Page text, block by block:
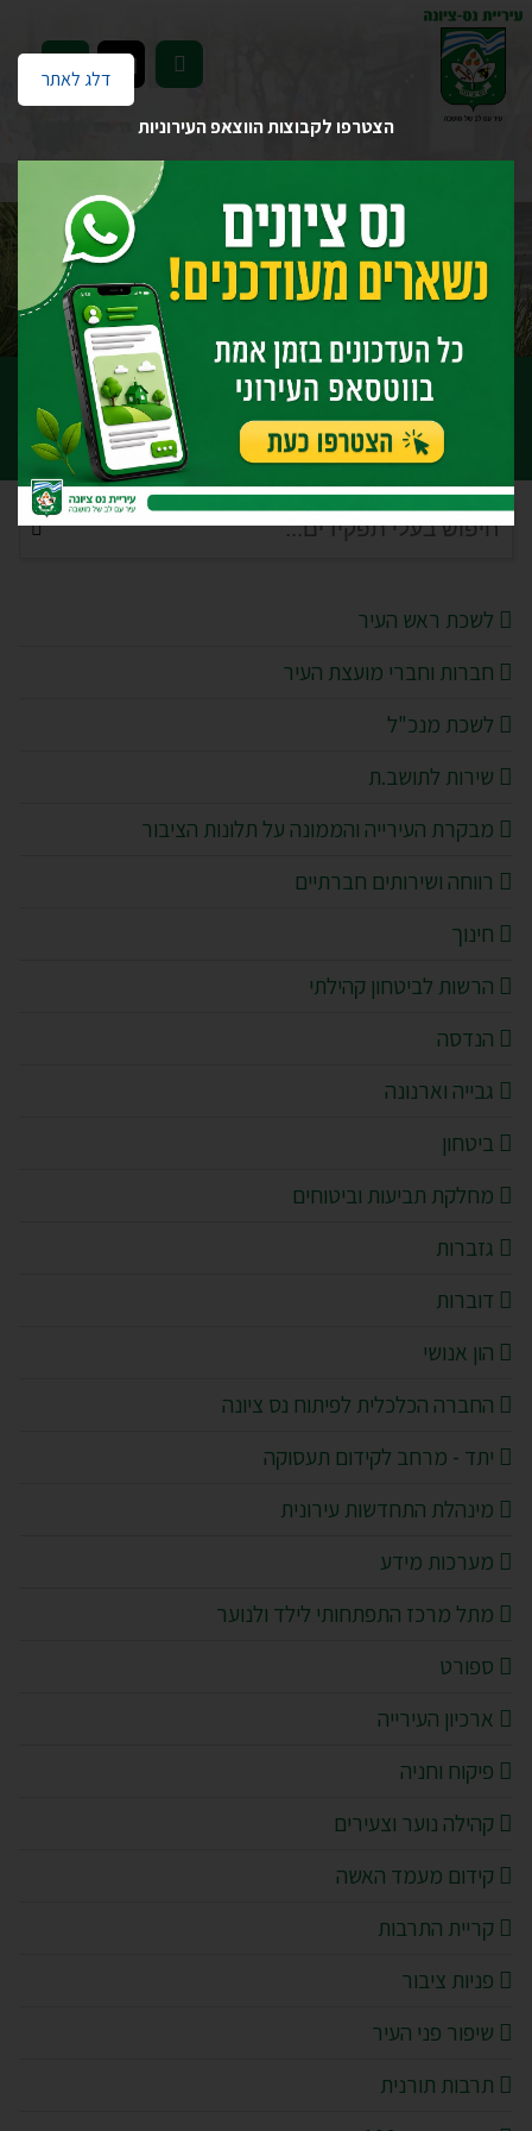
הצטרפו לקבוצות הווצאפ העירוניות
דלג לאתר EN
ספר טלפונים
ספר טלפונים
לשכת ראש העיר
חברות וחברי מועצת העיר
לשכת מנכ"ל
שירות לתושב.ת
מבקרת העירייה והממונה על תלונות הציבור
רווחה ושירותים חברתיים
חינוך
הרשות לביטחון קהילתי
הנדסה
גבייה וארנונה
ביטחון
מחלקת תביעות וביטוחים
גזברות
דוברות
הון אנושי
החברה הכלכלית לפיתוח נס ציונה
יתד - מרחב לקידום תעסוקה
מינהלת התחדשות עירונית
מערכות מידע
מתל מרכז התפתחותי לילד ולנוער
ספורט
ארכיון העירייה
פיקוח וחניה
קהילה נוער וצעירים
קידום מעמד האשה
קריית התרבות
פניות ציבור
שיפור פני העיר
תרבות תורנית